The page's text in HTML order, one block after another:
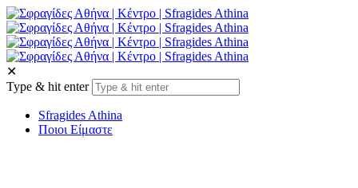
✕
Type & hit enter
Sfragides Athina
Ποιοι Είμαστε